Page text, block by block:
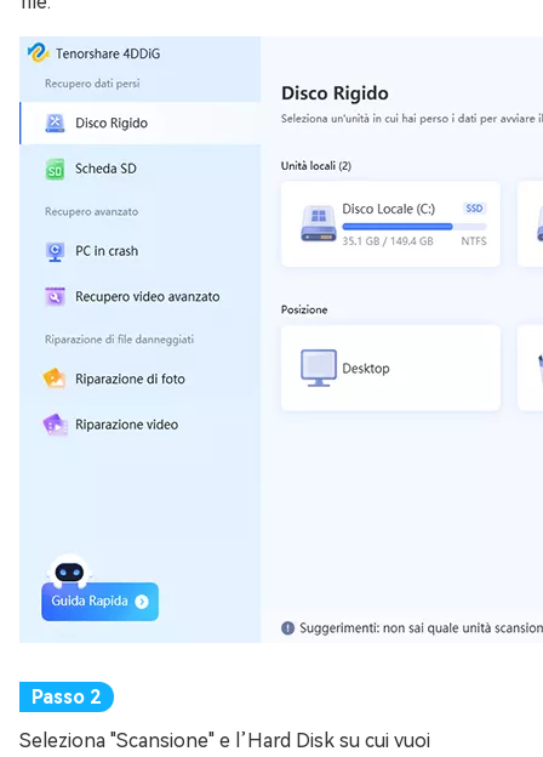
Seleziona "Scansione" e l’Hard Disk su cui vuoi